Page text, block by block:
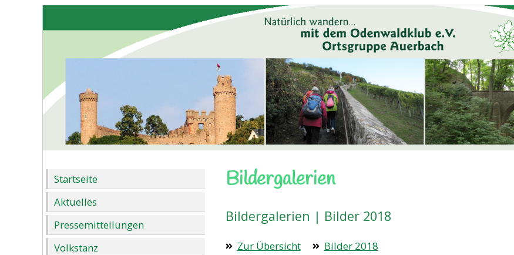
Startseite
Aktuelles
Pressemitteilungen
Volkstanz
Bildergalerien
Bildergalerien | Bilder 2018
Zur Übersicht Bilder 2018